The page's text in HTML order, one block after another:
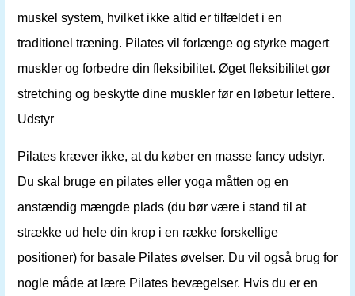
muskel system, hvilket ikke altid er tilfældet i en
traditionel træning. Pilates vil forlænge og styrke magert
muskler og forbedre din fleksibilitet. Øget fleksibilitet gør
stretching og beskytte dine muskler før en løbetur lettere.
Udstyr
Pilates kræver ikke, at du køber en masse fancy udstyr.
Du skal bruge en pilates eller yoga måtten og en
anstændig mængde plads (du bør være i stand til at
strække ud hele din krop i en række forskellige
positioner) for basale Pilates øvelser. Du vil også brug for
nogle måde at lære Pilates bevægelser. Hvis du er en